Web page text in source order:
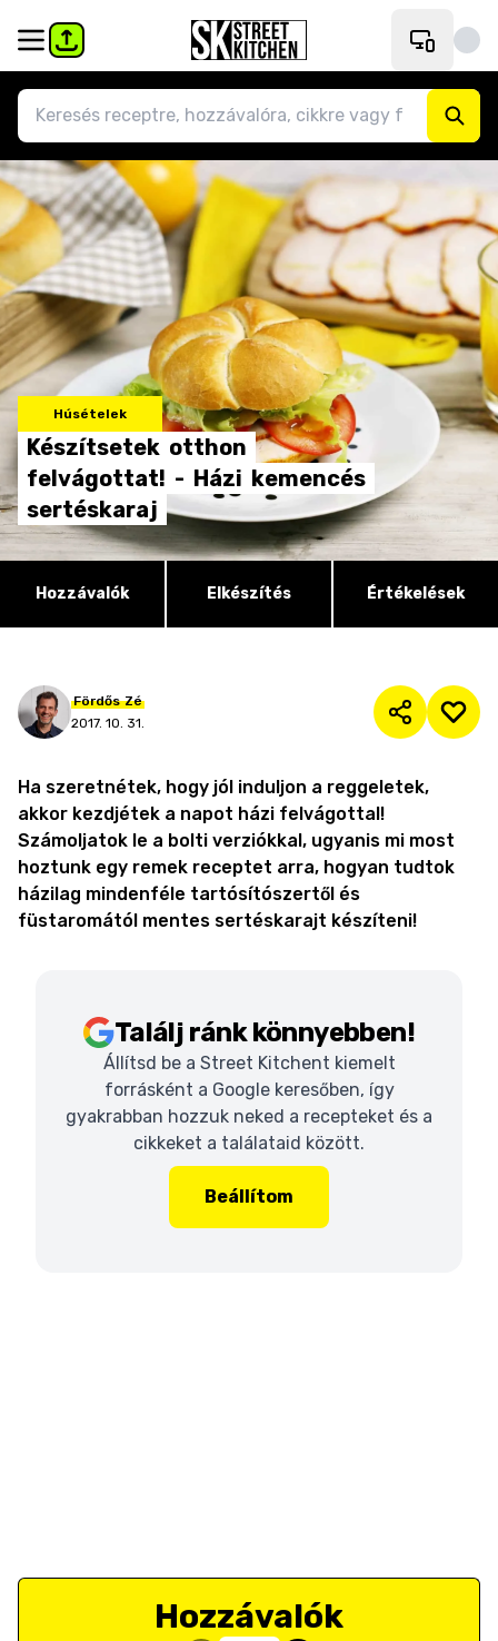
Húsételek
Készítsetek otthon
felvágottat! - Házi kemencés
sertéskaraj
Hozzávalók Elkészítés Értékelések
Fördős Zé
2017. 10. 31.
Ha szeretnétek, hogy jól induljon a reggeletek,
akkor kezdjétek a napot házi felvágottal!
Számoljatok le a bolti verziókkal, ugyanis mi most
hoztunk egy remek receptet arra, hogyan tudtok
házilag mindenféle tartósítószertől és
füstaromától mentes sertéskarajt készíteni!
Találj ránk könnyebben!
Állítsd be a Street Kitchent kiemelt
forrásként a Google keresőben, így
gyakrabban hozzuk neked a recepteket és a
cikkeket a találataid között.
Beállítom
Hozzávalók